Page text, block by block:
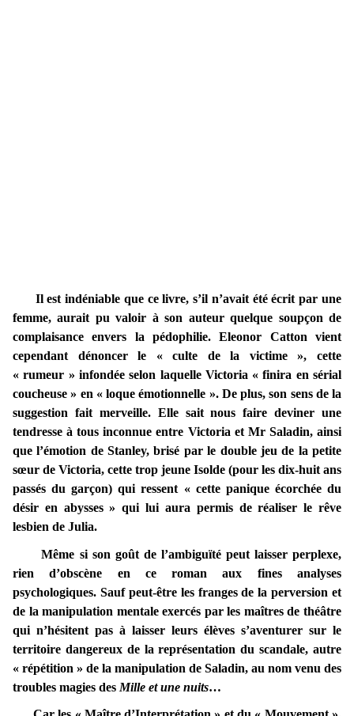
Il est indéniable que ce livre, s’il n’avait été écrit par une
femme, aurait pu valoir à son auteur quelque soupçon de
complaisance envers la pédophilie. Eleonor Catton vient
cependant dénoncer le « culte de la victime », cette
« rumeur » infondée selon laquelle Victoria « finira en sérial
coucheuse » en « loque émotionnelle ». De plus, son sens de la
suggestion fait merveille. Elle sait nous faire deviner une
tendresse à tous inconnue entre Victoria et Mr Saladin, ainsi
que l’émotion de Stanley, brisé par le double jeu de la petite
sœur de Victoria, cette trop jeune Isolde (pour les dix-huit ans
passés du garçon) qui ressent « cette panique écorchée du
désir en abysses » qui lui aura permis de réaliser le rêve
lesbien de Julia.
Même si son goût de l’ambiguïté peut laisser perplexe,
rien d’obscène en ce roman aux fines analyses
psychologiques. Sauf peut-être les franges de la perversion et
de la manipulation mentale exercés par les maîtres de théâtre
qui n’hésitent pas à laisser leurs élèves s’aventurer sur le
territoire dangereux de la représentation du scandale, autre
« répétition » de la manipulation de Saladin, au nom venu des
troubles magies des Mille et une nuits…